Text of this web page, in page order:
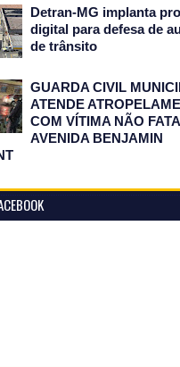
Detran-MG implanta
digital para defesa de
de trânsito
GUARDA CIVIL
ATENDE
COM VÍTIMA NÃO
AVENIDA BENJAMIN